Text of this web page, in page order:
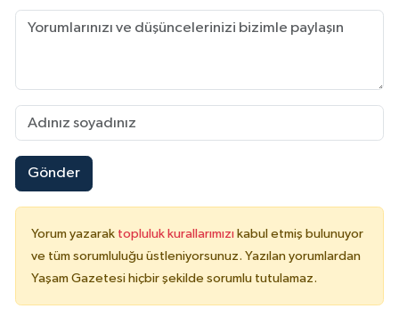
Gönder
Yorum yazarak topluluk kurallarımızı kabul etmiş bulunuyor
ve tüm sorumluluğu üstleniyorsunuz. Yazılan yorumlardan
Yaşam Gazetesi hiçbir şekilde sorumlu tutulamaz.